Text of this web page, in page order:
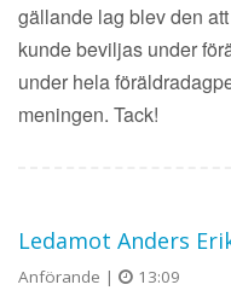
gällande lag blev den
kunde beviljas under
under hela
meningen. Tack!
Ledamot Anders
Anförande | 13:09